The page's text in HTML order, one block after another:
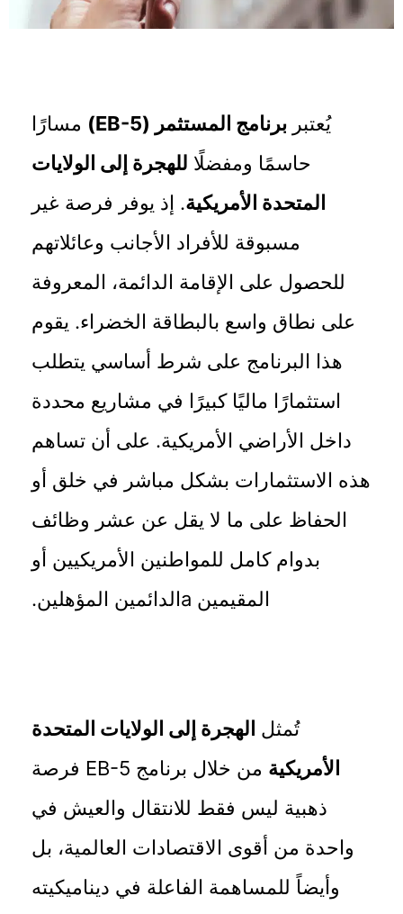
يُعتبر برنامج المستثمر (EB-5)
مسارًا
حاسمًا ومفضلًا للهجرة إلى الولايات
المتحدة الأمريكية. إذ يوفر فرصة غير
مسبوقة للأفراد الأجانب وعائلاتهم
للحصول على الإقامة الدائمة، المعروفة
على نطاق واسع بالبطاقة الخضراء. يقوم
هذا البرنامج على شرط أساسي يتطلب
استثمارًا ماليًا كبيرًا في مشاريع محددة
داخل الأراضي الأمريكية. على أن تساهم
هذه الاستثمارات بشكل مباشر في خلق أو
الحفاظ على ما لا يقل عن عشر وظائف
بدوام كامل للمواطنين الأمريكيين أو
المقيمين aالدائمين المؤهلين.
تُمثل الهجرة إلى الولايات المتحدة
الأمريكية
من خلال برنامج EB-5 فرصة
ذهبية ليس فقط للانتقال والعيش في
واحدة من أقوى الاقتصادات العالمية، بل
وأيضاً للمساهمة الفاعلة في ديناميكيته